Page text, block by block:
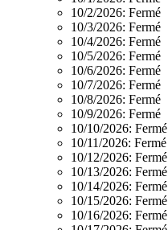
10/2/2026: Fermé
10/3/2026: Fermé
10/4/2026: Fermé
10/5/2026: Fermé
10/6/2026: Fermé
10/7/2026: Fermé
10/8/2026: Fermé
10/9/2026: Fermé
10/10/2026: Fermé
10/11/2026: Fermé
10/12/2026: Fermé
10/13/2026: Fermé
10/14/2026: Fermé
10/15/2026: Fermé
10/16/2026: Fermé